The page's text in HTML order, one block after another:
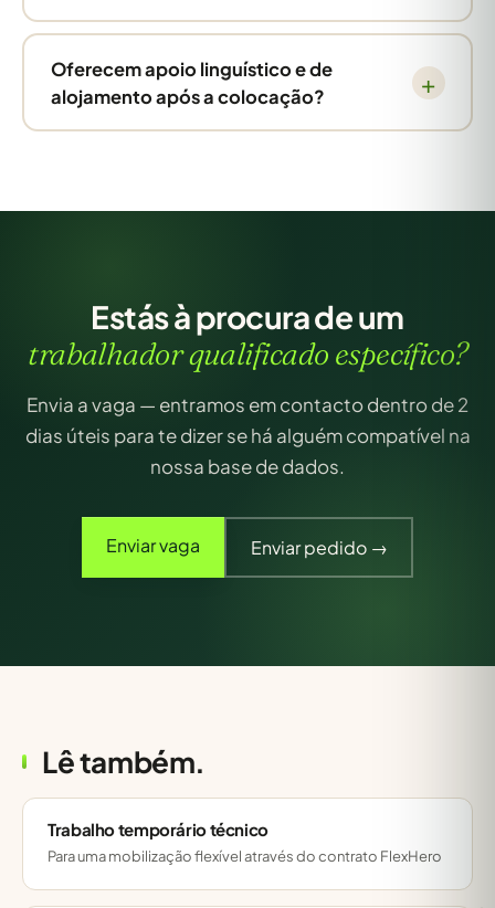
Oferecem apoio linguístico e de
alojamento após a colocação?
Estás à procura de um
trabalhador qualificado específico?
Envia a vaga — entramos em contacto dentro de 2
dias úteis para te dizer se há alguém compatível na
nossa base de dados.
Enviar vaga Enviar pedido →
Lê também.
Trabalho temporário técnico
Para uma mobilização flexível através do contrato FlexHero